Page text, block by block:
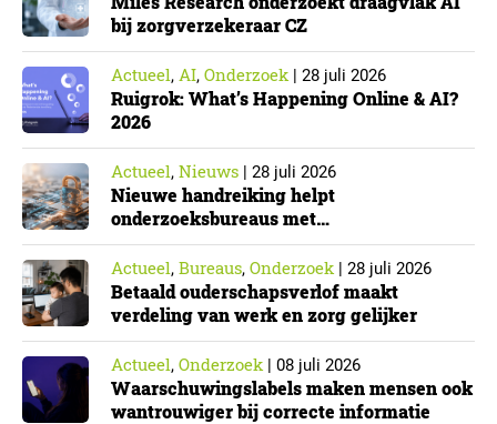
bij zorgverzekeraar CZ
Actueel, AI, Onderzoek| 28 juli 2026
Ruigrok: What’s Happening Online & AI?
2026
Actueel, Nieuws | 28 juli 2026
Nieuwe handreiking helpt
onderzoeksbureaus met
Cyberbeveiligingswet
Actueel, Bureaus, Onderzoek| 28 juli 2026
Betaald ouderschapsverlof maakt
verdeling van werk en zorg gelijker
Actueel, Onderzoek| 08 juli 2026
Waarschuwingslabels maken mensen ook
wantrouwiger bij correcte informatie